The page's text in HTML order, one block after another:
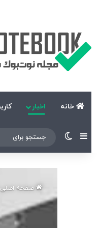
خانه اخبار
نوارکناریتغییر پوسته
صفحه اصلی